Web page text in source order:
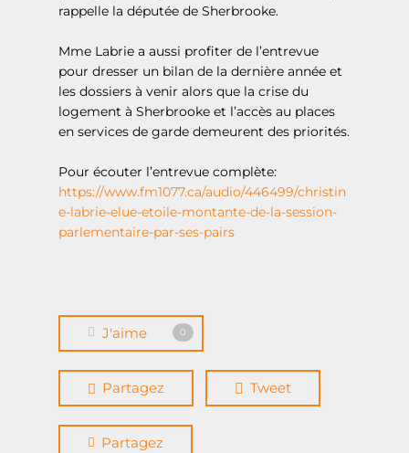
rappelle la députée de Sherbrooke.
Mme Labrie a aussi profiter de l’entrevue
pour dresser un bilan de la dernière année et
les dossiers à venir alors que la crise du
logement à Sherbrooke et l’accès au places
en services de garde demeurent des priorités.
Pour écouter l’entrevue complète:
https://www.fm1077.ca/audio/446499/christin
e-labrie-elue-etoile-montante-de-la-session-
parlementaire-par-ses-pairs
J'aime 0
Partagez Tweet
Partagez
Accueil
À propos
Boîte à outils